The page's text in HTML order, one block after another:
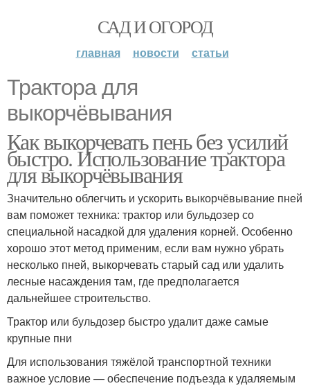
САД И ОГОРОД
главная новости статьи
Трактора для
выкорчёвывания
Как выкорчевать пень без усилий
быстро. Использование трактора
для выкорчёвывания
Значительно облегчить и ускорить выкорчёвывание пней
вам поможет техника: трактор или бульдозер со
специальной насадкой для удаления корней. Особенно
хорошо этот метод применим, если вам нужно убрать
несколько пней, выкорчевать старый сад или удалить
лесные насаждения там, где предполагается
дальнейшее строительство.
Трактор или бульдозер быстро удалит даже самые
крупные пни
Для использования тяжёлой транспортной техники
важное условие — обеспечение подъезда к удаляемым